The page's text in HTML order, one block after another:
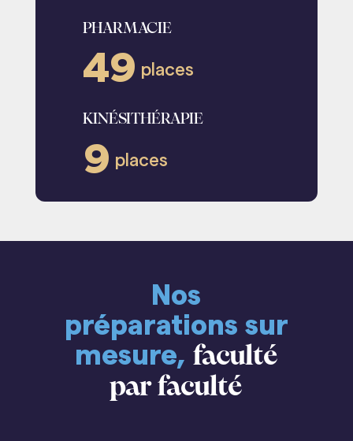
PHARMACIE
49 places
KINÉSITHÉRAPIE
9 places
Nos
préparations sur
mesure, faculté
par faculté